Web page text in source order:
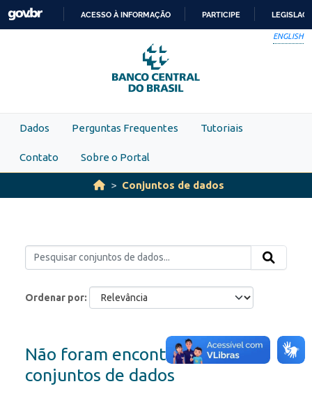
Skip to main content
PARA
O
CONTEÚDO
ACESSO À INFORMAÇÃO PARTICIPE
ENGLISH
Dados Perguntas Frequentes Tutoriais
Contato Sobre o Portal
Conjuntos de dados
Ordenar por
Não foram encontrados
conjuntos de dados